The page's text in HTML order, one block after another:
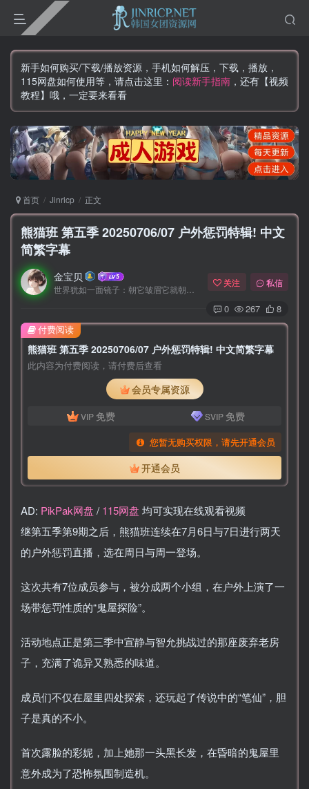
新手如何购买/下载/播放资源，手机如何解压，下载，播放，
115网盘如何使用等，请点击这里： 阅读新手指南 ，还有【视频
教程】哦，一定要来看看
首页 Jinricp 正文
熊猫班 第五季 20250706/07 户外惩罚特辑! 中文
简繁字幕
金宝贝 关注 私信
0 267 8
熊猫班 第五季 20250706/07 户外惩罚特辑! 中文简繁字幕
此内容为付费阅读，请付费后查看
会员专属资源
VIP 免费 SVIP 免费
您暂无购买权限，请先开通会员
开通会员
付费阅读
AD: PikPak网盘 / 115网盘 均可实现在线观看视频
继第五季第9期之后，熊猫班连续在7月6日与7日进行两天
的户外惩罚直播，选在周日与周一登场。
这次共有7位成员参与，被分成两个小组，在户外上演了一
场带惩罚性质的“鬼屋探险”。
活动地点正是第三季中宣静与智允挑战过的那座废弃老房
子，充满了诡异又熟悉的味道。
成员们不仅在屋里四处探索，还玩起了传说中的“笔仙”，胆
子是真的不小。
首次露脸的彩妮，加上她那一头黑长发，在昏暗的鬼屋里
意外成为了恐怖氛围制造机。